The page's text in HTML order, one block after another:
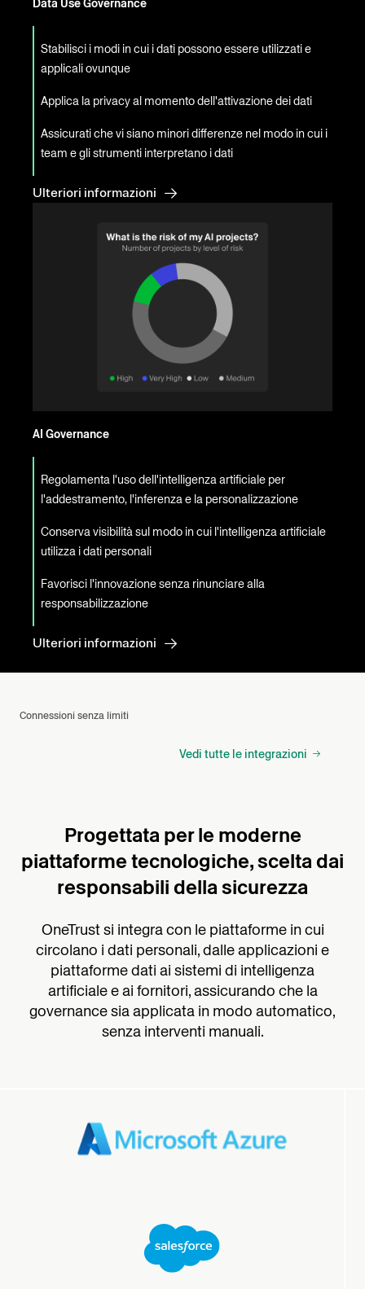
Data Use Governance
Stabilisci i modi in cui i dati possono essere utilizzati e
applicali ovunque
Applica la privacy al momento dell'attivazione dei dati
Assicurati che vi siano minori differenze nel modo in cui i
team e gli strumenti interpretano i dati
Ulteriori informazioni
AI Governance
Regolamenta l'uso dell'intelligenza artificiale per
l'addestramento, l'inferenza e la personalizzazione
Conserva visibilità sul modo in cui l'intelligenza artificiale
utilizza i dati personali
Favorisci l'innovazione senza rinunciare alla
responsabilizzazione
Ulteriori informazioni
Connessioni senza limiti
Vedi tutte le integrazioni
Progettata per le moderne
piattaforme tecnologiche, scelta dai
responsabili della sicurezza
OneTrust si integra con le piattaforme in cui
circolano i dati personali, dalle applicazioni e
piattaforme dati ai sistemi di intelligenza
artificiale e ai fornitori, assicurando che la
governance sia applicata in modo automatico,
senza interventi manuali.